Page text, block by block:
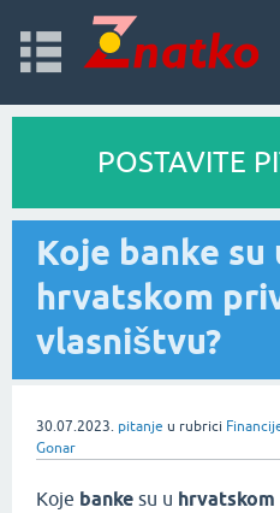
POSTAVITE
Koje banke su
hrvatskom
vlasništvu?
30.07.2023. pitanje u rubrici
Gonar
Koje banke su u